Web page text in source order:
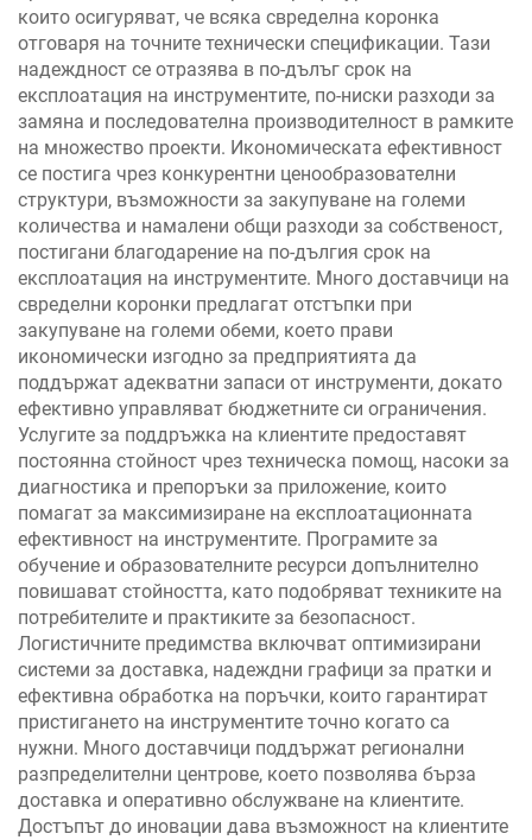
които осигуряват, че всяка свределна коронка
отговаря на точните технически спецификации. Тази
надеждност се отразява в по-дълъг срок на
експлоатация на инструментите, по-ниски разходи за
замяна и последователна производителност в рамките
на множество проекти. Икономическата ефективност
се постига чрез конкурентни ценообразователни
структури, възможности за закупуване на големи
количества и намалени общи разходи за собственост,
постигани благодарение на по-дългия срок на
експлоатация на инструментите. Много доставчици на
свределни коронки предлагат отстъпки при
закупуване на големи обеми, което прави
икономически изгодно за предприятията да
поддържат адекватни запаси от инструменти, докато
ефективно управляват бюджетните си ограничения.
Услугите за поддръжка на клиентите предоставят
постоянна стойност чрез техническа помощ, насоки за
диагностика и препоръки за приложение, които
помагат за максимизиране на експлоатационната
ефективност на инструментите. Програмите за
обучение и образователните ресурси допълнително
повишават стойността, като подобряват техниките на
потребителите и практиките за безопасност.
Логистичните предимства включват оптимизирани
системи за доставка, надеждни графици за пратки и
ефективна обработка на поръчки, които гарантират
пристигането на инструментите точно когато са
нужни. Много доставчици поддържат регионални
разпределителни центрове, което позволява бърза
доставка и оперативно обслужване на клиентите.
Достъпът до иновации дава възможност на клиентите